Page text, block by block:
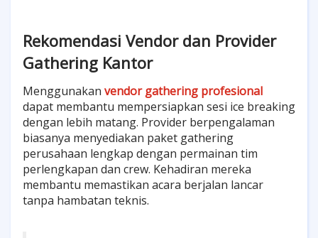
Rekomendasi Vendor dan Provider
Gathering Kantor
Menggunakan vendor gathering profesional
dapat membantu mempersiapkan sesi ice breaking
dengan lebih matang. Provider berpengalaman
biasanya menyediakan paket gathering
perusahaan lengkap dengan permainan tim
perlengkapan dan crew. Kehadiran mereka
membantu memastikan acara berjalan lancar
tanpa hambatan teknis.